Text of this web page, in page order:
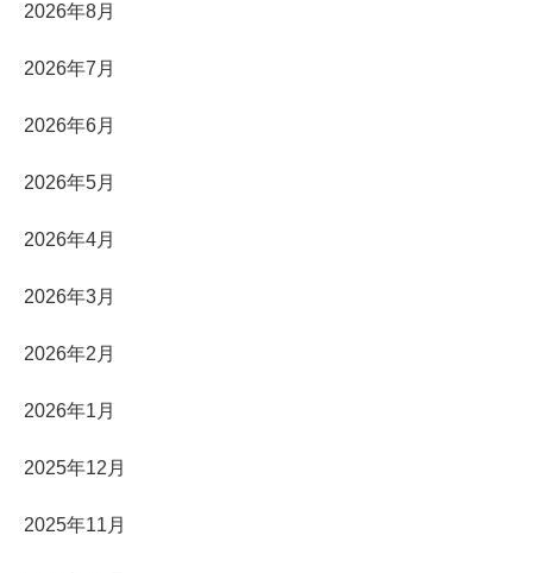
2026年8月
2026年7月
2026年6月
2026年5月
2026年4月
2026年3月
2026年2月
2026年1月
2025年12月
2025年11月